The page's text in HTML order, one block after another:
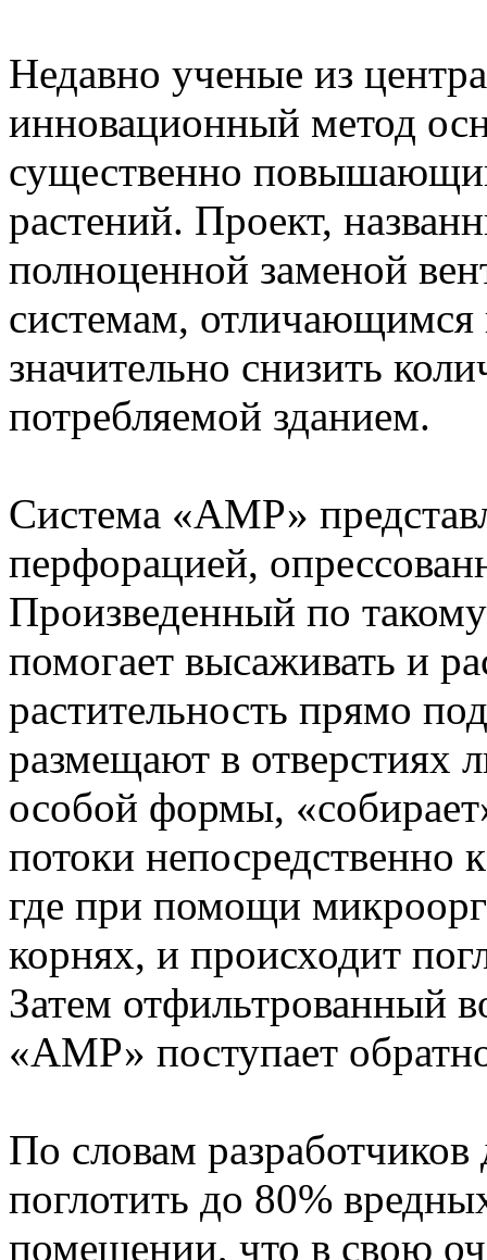
Недавно ученые из
инновационный метод
существенно
растений. Проект,
полноценной заменой
системам, отличающимся
значительно снизить
потребляемой зданием.
Система «АМР»
перфорацией,
Произведенный по
помогает высаживать и
растительность прямо
размещают в отверстиях
особой формы,
потоки непосредственно
где при помощи
корнях, и происходит
Затем отфильтрованный
«АМР» поступает
По словам
поглотить до 80%
помещении, что в свою